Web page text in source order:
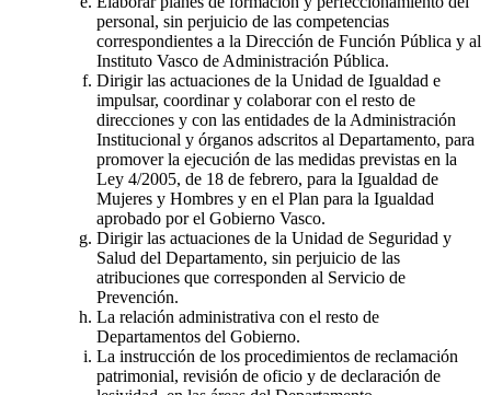
personal, sin perjuicio de las competencias
correspondientes a la Dirección de Función Pública y al
Instituto Vasco de Administración Pública.
Dirigir las actuaciones de la Unidad de Igualdad e
impulsar, coordinar y colaborar con el resto de
direcciones y con las entidades de la Administración
Institucional y órganos adscritos al Departamento, para
promover la ejecución de las medidas previstas en la
Ley 4/2005, de 18 de febrero, para la Igualdad de
Mujeres y Hombres y en el Plan para la Igualdad
aprobado por el Gobierno Vasco.
Dirigir las actuaciones de la Unidad de Seguridad y
Salud del Departamento, sin perjuicio de las
atribuciones que corresponden al Servicio de
Prevención.
La relación administrativa con el resto de
Departamentos del Gobierno.
La instrucción de los procedimientos de reclamación
patrimonial, revisión de oficio y de declaración de